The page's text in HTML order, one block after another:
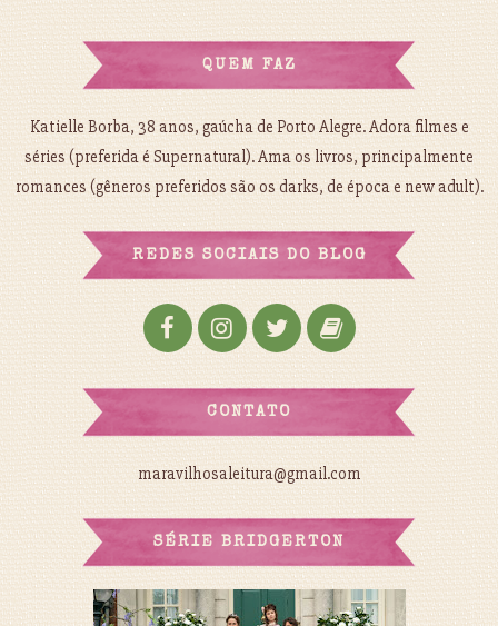
QUEM FAZ
Katielle Borba, 38 anos, gaúcha de Porto Alegre. Adora filmes e
séries (preferida é Supernatural). Ama os livros, principalmente
romances (gêneros preferidos são os darks, de época e new adult).
REDES SOCIAIS DO BLOG
CONTATO
maravilhosaleitura@gmail.com
SÉRIE BRIDGERTON